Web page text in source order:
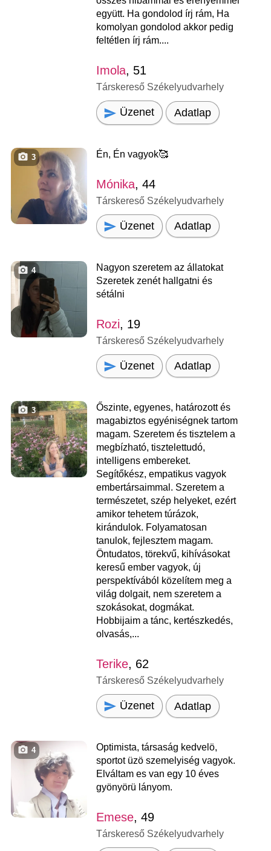
együtt. Ha gondolod írj rám, Ha
komolyan gondolod akkor pedig
feltétlen írj rám....
Imola, 51
Társkereső Székelyudvarhely
Üzenet Adatlap
3 Én, Én vagyok‍️🥰
Mónika, 44
Társkereső Székelyudvarhely
Üzenet Adatlap
4
Nagyon szeretem az állatokat
Szeretek zenét hallgatni és
sétálni
Rozi, 19
Társkereső Székelyudvarhely
Üzenet Adatlap
3
Őszinte, egyenes, határozott és
magabiztos egyéniségnek tartom
magam. Szeretem és tisztelem a
megbízható, tisztelettudó,
intelligens embereket.
Segítőkész, empatikus vagyok
embertársaimmal. Szeretem a
természetet, szép helyeket, ezért
amikor tehetem túrázok,
kirándulok. Folyamatosan
tanulok, fejlesztem magam.
Öntudatos, törekvű, kihívásokat
keresű ember vagyok, új
perspektívából közelítem meg a
világ dolgait, nem szeretem a
szokásokat, dogmákat.
Hobbijaim a tánc, kertészkedés,
olvasás,...
Terike, 62
Társkereső Székelyudvarhely
Üzenet Adatlap
4
Optimista, társaság kedvelö,
sportot üzö szemelyiség vagyok.
Elváltam es van egy 10 éves
gyönyörü lányom.
Emese, 49
Társkereső Székelyudvarhely